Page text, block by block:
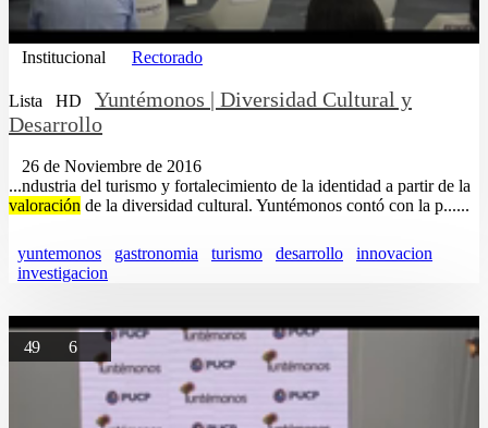
Institucional Rectorado
Lista HD
Yuntémonos | Diversidad Cultural y
Desarrollo
26 de Noviembre de 2016
...ndustria del turismo y fortalecimiento de la identidad a partir de la
valoración de la diversidad cultural. Yuntémonos contó con la p......
yuntemonos gastronomia turismo desarrollo
innovacion
investigacion
49 6